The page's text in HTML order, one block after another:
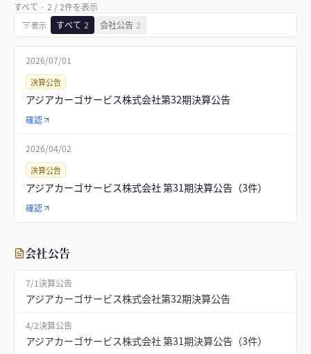
すべて · 2 /2件を表示
表示 すべて 2 会社公告 2
2026/07/01
決算公告
アジアカーゴサービス株式会社第32期決算公告
確認
2026/04/02
決算公告
アジアカーゴサービス株式会社 第31期決算公告（3件）
確認
会社公告
7/1決算公告
アジアカーゴサービス株式会社第32期決算公告
4/2決算公告
アジアカーゴサービス株式会社 第31期決算公告（3件）